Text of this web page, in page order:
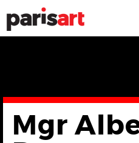
Mgr